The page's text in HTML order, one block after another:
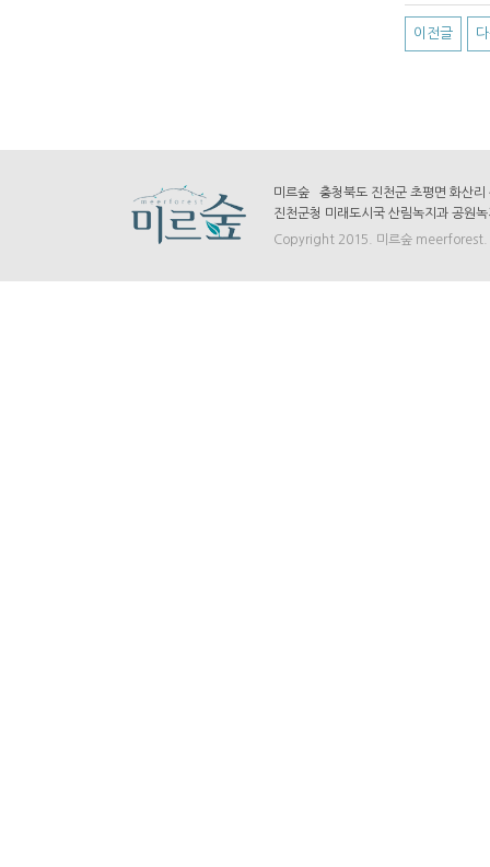
이전글
미르숲 충청북도 진천군 초평면 화
진천군청 미래도시국 산림녹지과 공
Copyright 2015. 미르숲